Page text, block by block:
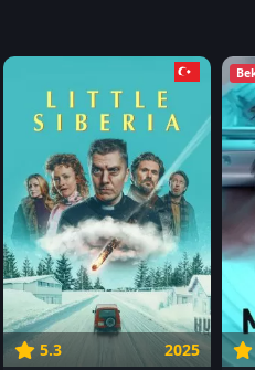
5.3 2025